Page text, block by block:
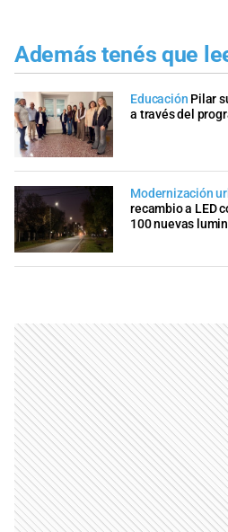
Además tenés que
Educación Pilar
a través del
Modernización
recambio a LED
100 nuevas